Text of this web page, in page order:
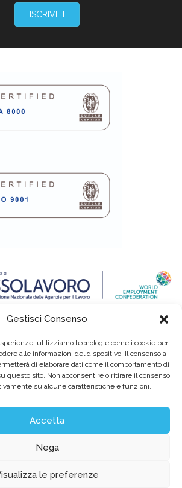
Gestisci Consenso
utilizziamo tecnologie come i cookie per
alle informazioni del dispositivo. Il consenso a
di elaborare dati come il comportamento di
questo sito. Non acconsentire o ritirare il consenso
su alcune caratteristiche e funzioni.
Accetta
Nega
le preferenze
ISCRIVITI
Benefit / Agenzia per il Lavoro / Cap. Soc. deliberato e
60 / 35129 Padova Tel. (+39) 049 89 34 994 / Fax (+39)
049 89 35 068 /
info@eurointerim.it
n° 03304720281 REA nº302673 / Aut. Min. Lav. Prot.
n.1208 - SG del 16.12.2004
nazionale degli aiuti di Stato